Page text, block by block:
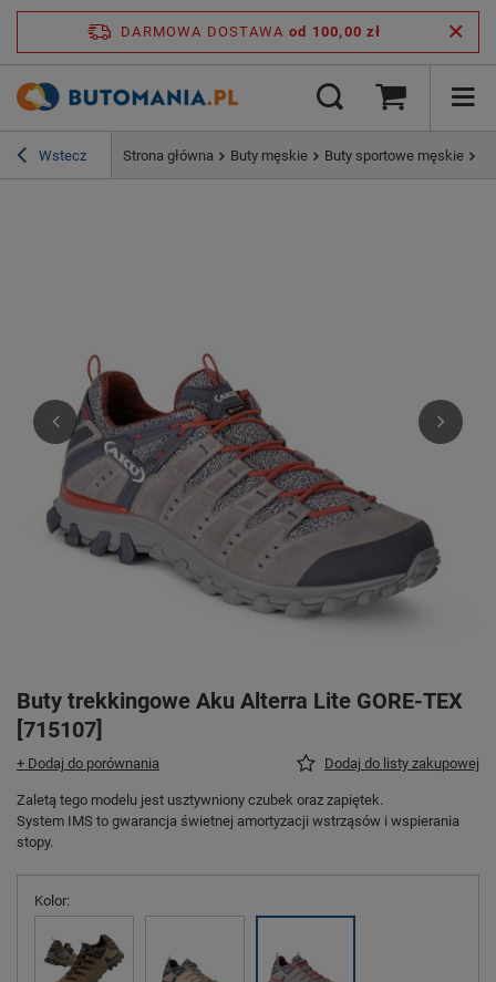
DARMOWA DOSTAWA od 100,00 zł
Wstecz Strona główna Buty męskie Buty sportowe męskie
Buty trekkingowe Aku Alterra Lite GORE-TEX
[715107]
+ Dodaj do porównania Dodaj do listy zakupowej
Zaletą tego modelu jest usztywniony czubek oraz zapiętek.
System IMS to gwarancja świetnej amortyzacji wstrząsów i wspierania
stopy.
Kolor